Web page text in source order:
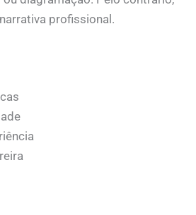
profissional.